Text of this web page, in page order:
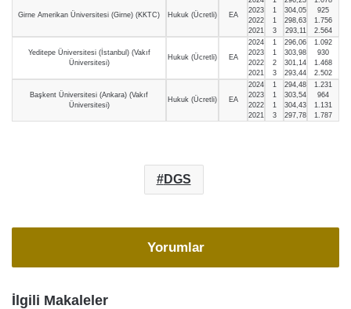
Girne Amerikan Üniversitesi (Girne) (KKTC) Hukuk (Ücretli) EA
2023
2022
2021
1
1
3
304,05
298,63
293,11
925
1.756
2.564
Yeditepe Üniversitesi (İstanbul) (Vakıf
Üniversitesi)
Hukuk (Ücretli) EA
2024
2023
2022
2021
1
1
2
3
296,06
303,98
301,14
293,44
1.092
930
1.468
2.502
Başkent Üniversitesi (Ankara) (Vakıf
Üniversitesi)
Hukuk (Ücretli) EA
2024
2023
2022
2021
1
1
1
3
294,48
303,54
304,43
297,78
1.231
964
1.131
1.787
DGS
Yorumlar
İlgili Makaleler